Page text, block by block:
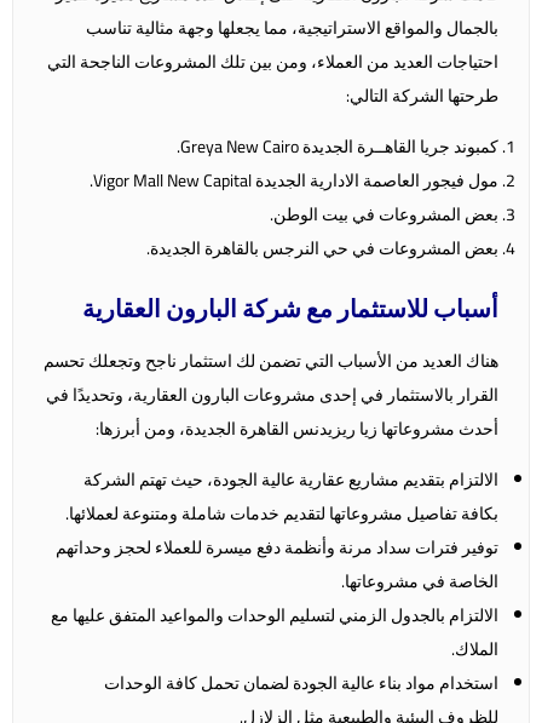
بالجمال والمواقع الاستراتيجية، مما يجعلها وجهة مثالية تناسب
احتياجات العديد من العملاء، ومن بين تلك المشروعات الناجحة التي
طرحتها الشركة التالي:
كمبوند جريا القاهــرة الجديدة Greya New Cairo.
مول فيجور العاصمة الادارية الجديدة Vigor Mall New Capital.
بعض المشروعات في بيت الوطن.
بعض المشروعات في حي النرجس بالقاهرة الجديدة.
أسباب للاستثمار مع شركة البارون العقارية
هناك العديد من الأسباب التي تضمن لك استثمار ناجح وتجعلك تحسم
القرار بالاستثمار في إحدى مشروعات البارون العقارية، وتحديدًا في
أحدث مشروعاتها زيا ريزيدنس القاهرة الجديدة، ومن أبرزها:
الالتزام بتقديم مشاريع عقارية عالية الجودة، حيث تهتم الشركة
بكافة تفاصيل مشروعاتها لتقديم خدمات شاملة ومتنوعة لعملائها.
توفير فترات سداد مرنة وأنظمة دفع ميسرة للعملاء لحجز وحداتهم
الخاصة في مشروعاتها.
الالتزام بالجدول الزمني لتسليم الوحدات والمواعيد المتفق عليها مع
الملاك.
استخدام مواد بناء عالية الجودة لضمان تحمل كافة الوحدات
للظروف البيئية والطبيعية مثل الزلازل.